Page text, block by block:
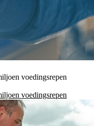
voedingsrepen
voedingsrepen